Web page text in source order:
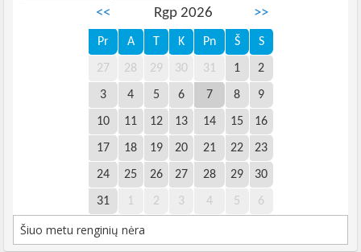
<<
Rgp 2026 >>
Pr A T K Pn Š S
27 28 29 30 31 1 2
3 4 5 6 7 8 9
10 11 12 13 14 15 16
17 18 19 20 21 22 23
24 25 26 27 28 29 30
31 1 2 3 4 5 6
Šiuo metu renginių nėra